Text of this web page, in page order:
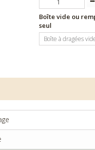
Boîte vide ou
seul
Boîte à dragées